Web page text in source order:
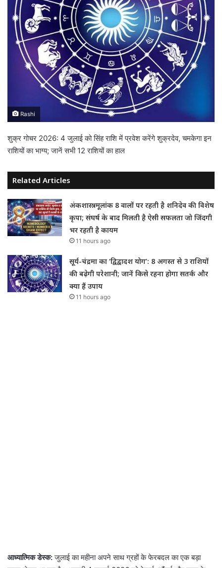
Rashi
शुक्र गोचर 2026: 4 जुलाई को सिंह राशि में प्रवेश करेंगे शुक्रदेव, चमकेगा इन
राशियों का भाग्य; जानें सभी 12 राशियों का हाल
Related Articles
अंकशास्त्र: मूलांक 8 वालों पर रहती है शनिदेव की विशेष
कृपा; संघर्ष के बाद मिलती है ऐसी सफलता जो जिंदगी
भर रहती है कायम
11 hours ago
सूर्य-चंद्रमा का ‘द्विद्वादश योग’: 8 अगस्त से 3 राशियों
की बढ़ेगी परेशानी; जानें किसे रहना होगा सतर्क और
क्या हैं उपाय
11 hours ago
आध्यात्मिक डेस्क:जुलाई का महीना अपने साथ ग्रहों के फेरबदल का एक बड़ा